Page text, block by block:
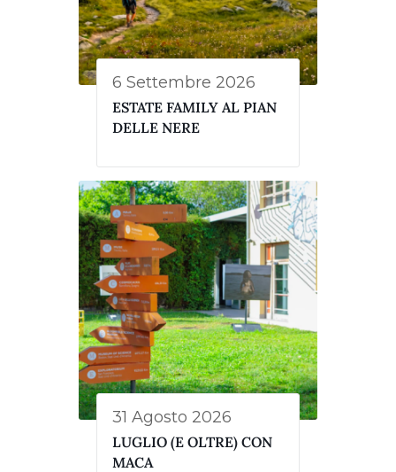
6 Settembre 2026
ESTATE FAMILY AL PIAN
DELLE NERE
31 Agosto 2026
LUGLIO (E OLTRE) CON
MACA